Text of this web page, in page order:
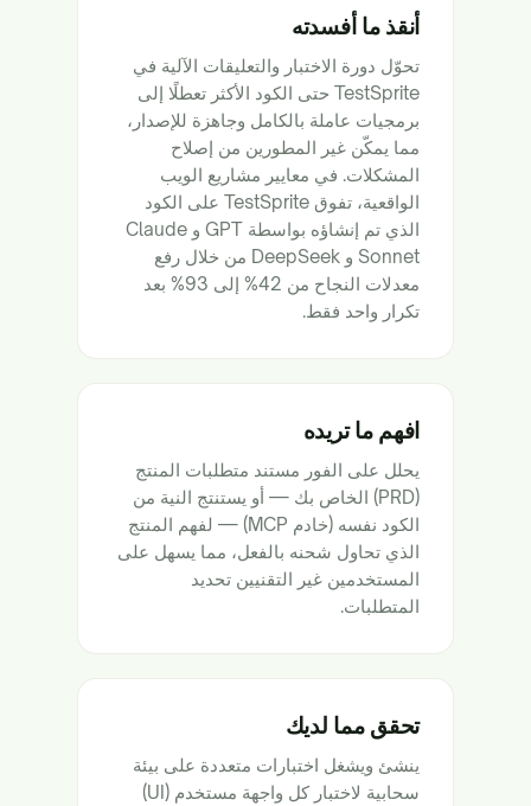
أنقذ ما أفسدته
تحوّل دورة الاختبار والتعليقات الآلية في
TestSprite حتى الكود الأكثر تعطلًا إلى
برمجيات عاملة بالكامل وجاهزة للإصدار،
مما يمكّن غير المطورين من إصلاح
المشكلات. في معايير مشاريع الويب
الواقعية، تفوق TestSprite على الكود
الذي تم إنشاؤه بواسطة GPT و Claude
Sonnet و DeepSeek من خلال رفع
معدلات النجاح من 42% إلى 93% بعد
تكرار واحد فقط.
افهم ما تريده
يحلل على الفور مستند متطلبات المنتج
(PRD) الخاص بك — أو يستنتج النية من
الكود نفسه (خادم MCP) — لفهم المنتج
الذي تحاول شحنه بالفعل، مما يسهل على
المستخدمين غير التقنيين تحديد
المتطلبات.
تحقق مما لديك
ينشئ ويشغل اختبارات متعددة على بيئة
سحابية لاختبار كل واجهة مستخدم (UI)